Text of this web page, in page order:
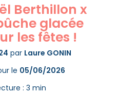
Berthillon x
glacée
les fêtes !
par Laure GONIN
le 05/06/2026
: 3 min